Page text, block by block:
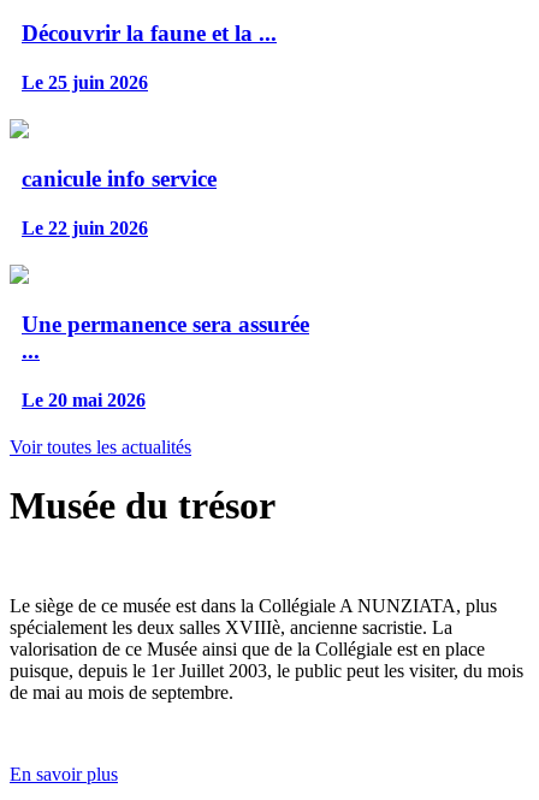
Découvrir la faune et la ...
Le 25 juin 2026
canicule info service
Le 22 juin 2026
Une permanence sera assurée
...
Le 20 mai 2026
Voir toutes les actualités
Musée du trésor
Le siège de ce musée est dans la Collégiale A NUNZIATA, plus
spécialement les deux salles XVIIIè, ancienne sacristie. La
valorisation de ce Musée ainsi que de la Collégiale est en place
puisque, depuis le 1er Juillet 2003, le public peut les visiter, du mois
de mai au mois de septembre.
En savoir plus